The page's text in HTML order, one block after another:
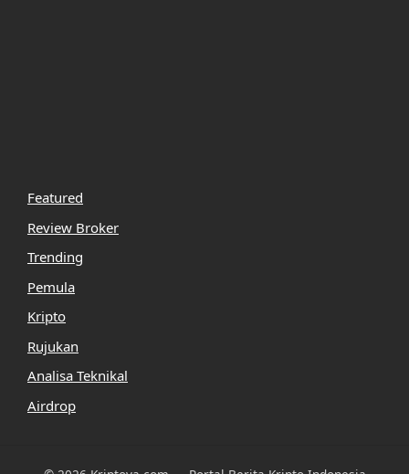
Featured
Review Broker
Trending
Pemula
Kripto
Rujukan
Analisa Teknikal
Airdrop